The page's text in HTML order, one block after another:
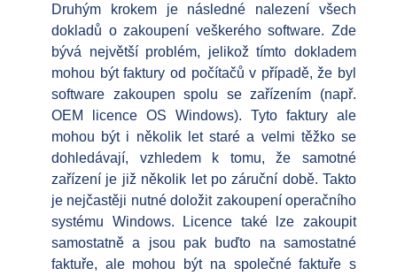
Druhým krokem je následné nalezení všech
dokladů o zakoupení veškerého software. Zde
bývá největší problém, jelikož tímto dokladem
mohou být faktury od počítačů v případě, že byl
software zakoupen spolu se zařízením (např.
OEM licence OS Windows). Tyto faktury ale
mohou být i několik let staré a velmi těžko se
dohledávají, vzhledem k tomu, že samotné
zařízení je již několik let po záruční době. Takto
je nejčastěji nutné doložit zakoupení operačního
systému Windows. Licence také lze zakoupit
samostatně a jsou pak buďto na samostatné
faktuře, ale mohou být na společné faktuře s